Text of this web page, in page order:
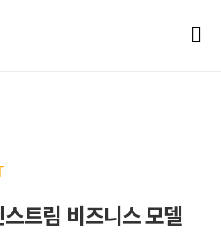
트림 비즈니스 모델